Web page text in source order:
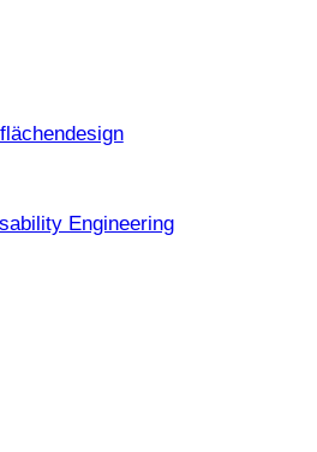
Engineering